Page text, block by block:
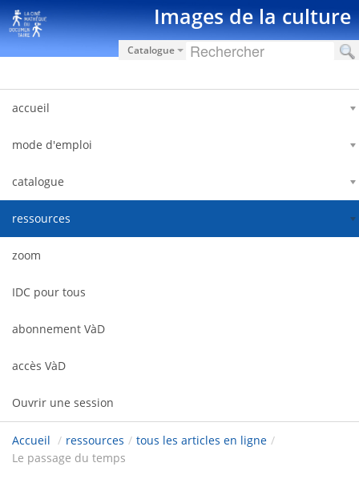
Saut au contenu Images de la culture
Catalogue
accueil
mode d'emploi
catalogue
ressources
zoom
IDC pour tous
abonnement VàD
accès VàD
Ouvrir une session
Accueil / ressources / tous les articles en ligne /
Le passage du temps